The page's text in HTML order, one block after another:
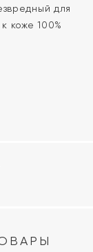
для
коже 100%